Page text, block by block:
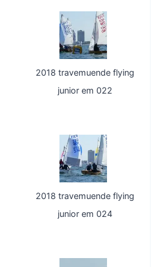
2018 travemuende flying
junior em 022
2018 travemuende flying
junior em 024